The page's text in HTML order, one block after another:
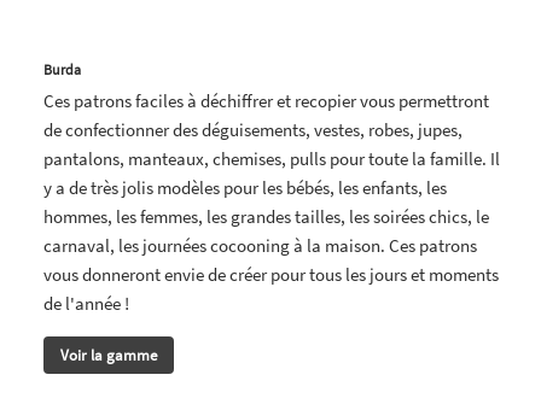
Burda
Ces patrons faciles à déchiffrer et recopier vous permettront
de confectionner des déguisements, vestes, robes, jupes,
pantalons, manteaux, chemises, pulls pour toute la famille. Il
y a de très jolis modèles pour les bébés, les enfants, les
hommes, les femmes, les grandes tailles, les soirées chics, le
carnaval, les journées cocooning à la maison. Ces patrons
vous donneront envie de créer pour tous les jours et moments
de l'année !
Voir la gamme